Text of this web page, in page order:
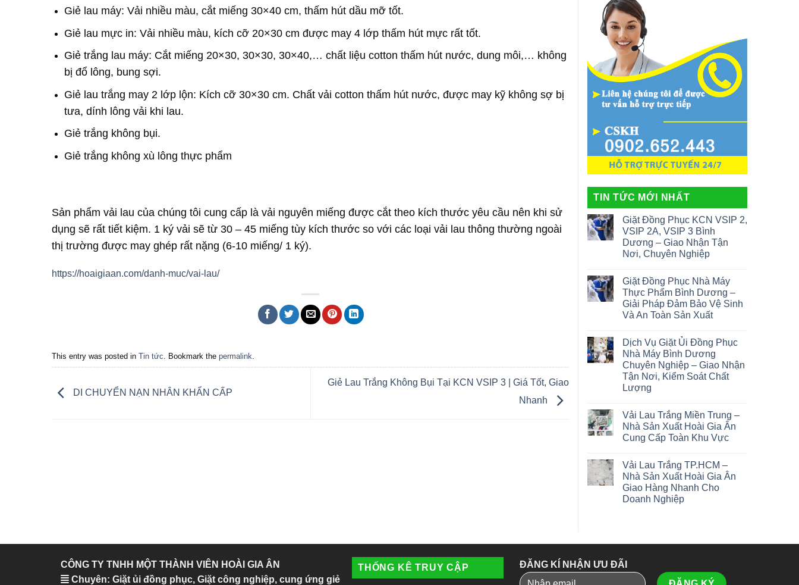
Giẻ lau máy: Vải nhiều màu, cắt miếng 30×40 cm, thấm hút dầu mỡ tốt.
Giẻ lau mực in: Vải nhiều màu, kích cỡ 20×30 cm được may 4 lớp thấm hút mực rất tốt.
Giẻ trắng lau máy: Cắt miếng 20×30, 30×30, 30×40,… chất liệu cotton thấm hút nước, dung môi,… không
bị đổ lông, bung sợi.
Giẻ lau trắng may 2 lớp lộn: Kích cỡ 30×30 cm. Chất vải cotton thấm hút nước, được may kỹ không sợ bị
tưa, dính lông vải khi lau.
Giẻ trắng không bụi.
Giẻ trắng không xù lông thực phẩm
Sản phẩm vải lau của chúng tôi cung cấp là vải nguyên miếng được cắt theo kích thước yêu cầu nên khi sử
dụng sẽ rất tiết kiệm. 1 ký vải sẽ từ 30 – 45 miếng tùy kích thước so với các loại vải lau thông thường ngoài
thị trường được may ghép rất nặng (6-10 miếng/ 1 ký).
https://hoaigiaan.com/danh-muc/vai-lau/
This entry was posted in Tin tức . Bookmark the permalink
DI CHUYỂN NẠN NHÂN KHẨN CẤP
Giẻ Lau Trắng Không Bụi Tại KCN VSIP 3 | Giá Tốt, Giao
Nhanh
TIN TỨC MỚI NHẤT
Giặt Đồng Phục KCN VSIP 2,
VSIP 2A, VSIP 3 Bình
Dương – Giao Nhận Tận
Nơi, Chuyên Nghiệp
Giặt Đồng Phục Nhà Máy
Thực Phẩm Bình Dương –
Giải Pháp Đảm Bảo Vệ Sinh
Và An Toàn Sản Xuất
Dịch Vụ Giặt Ủi Đồng Phục
Nhà Máy Bình Dương
Chuyên Nghiệp – Giao Nhận
Tận Nơi, Kiểm Soát Chất
Lượng
Vải Lau Trắng Miền Trung –
Nhà Sản Xuất Hoài Gia Ân
Cung Cấp Toàn Khu Vực
Vải Lau Trắng TP.HCM –
Nhà Sản Xuất Hoài Gia Ân
Giao Hàng Nhanh Cho
Doanh Nghiệp
CÔNG TY TNHH MỘT THÀNH VIÊN HOÀI GIA ÂN
Chuyên: Giặt ủi đồng phục, Giặt công nghiệp, cung ứng giẻ
THỐNG KÊ TRUY CẬP ĐĂNG KÍ NHẬN ƯU ĐÃI